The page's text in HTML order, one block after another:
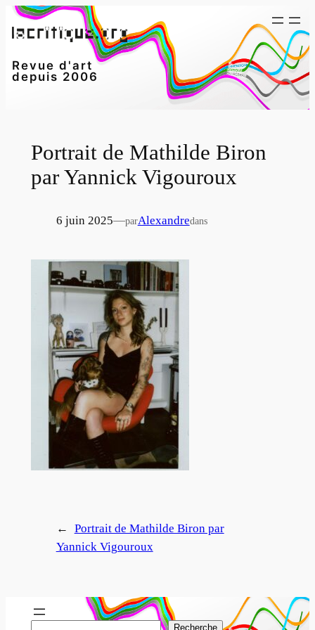
Aller
au
Revue d'art
depuis 2006
Portrait de Mathilde Biron
par Yannick Vigouroux
6 juin 2025—parAlexandredans
←
Portrait de Mathilde Biron par
Yannick Vigouroux
Recherche